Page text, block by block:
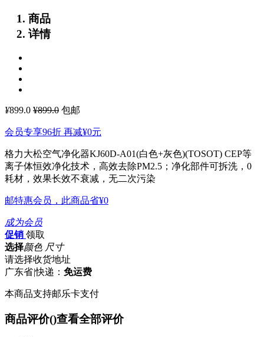
商品
详情
¥899.0 ¥899.0 包邮
会员专享96折 再减¥0元
格力大松空气净化器KJ60D-A01(白色+灰色)(TOSOT) CEP等
离子体恒效净化技术，高效去除PM2.5；净化部件可拆洗，0
耗材，效果长效不衰减，无二次污染
邮特惠会员，此商品省¥0
成为会员
促销 领取
选择颜色 尺寸
请选择收货地址
广东省|快递： 免运费
本商品支持邮乐卡支付
商品评价()查看全部评价